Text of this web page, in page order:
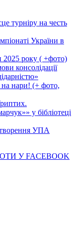
турніру на честь
України в
2025 року ( +фото)
консолідації
нари! (+ фото,
у бібліотеці
УПА